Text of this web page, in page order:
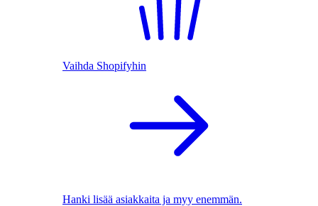
Vaihda Shopifyhin
Hanki lisää asiakkaita ja myy enemmän.